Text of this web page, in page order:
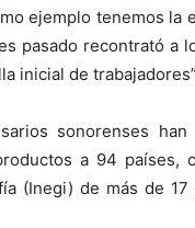
ejemplo tenemos la
pasado recontrató a
inicial de
sonorenses
a 94 países,
(Inegi) de más de